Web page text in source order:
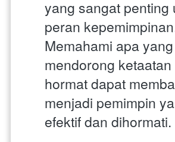
yang sangat penting
peran
Memahami apa yang
mendorong
hormat dapat
menjadi pemimpin
efektif dan dihormati.